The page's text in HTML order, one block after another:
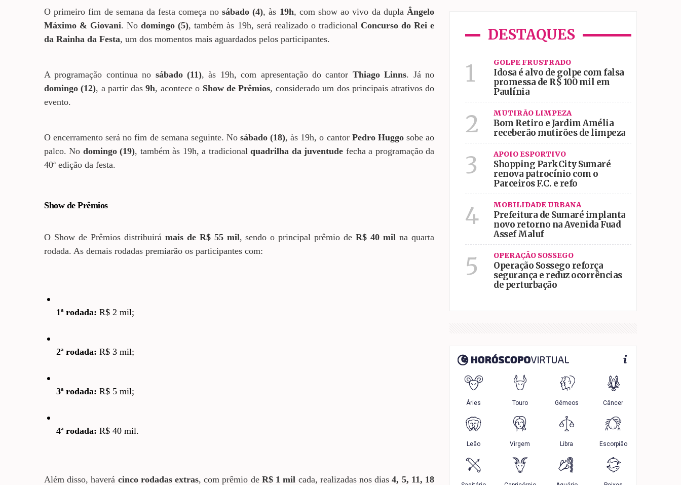
O primeiro fim de semana da festa começa no sábado (4), às 19h, com show ao vivo da duplaÂngelo
Máximo & Giovani. Nodomingo (5), também às 19h, será realizado o tradicional Concurso do Rei e
da Rainha da Festa, um dos momentos mais aguardados pelos participantes.
A programação continua no sábado (11), às 19h, com apresentação do cantor Thiago Linns. Já no
domingo (12), a partir das9h, acontece o Show de Prêmios, considerado um dos principais atrativos do
evento.
O encerramento será no fim de semana seguinte. No sábado (18), às 19h, o cantor Pedro Huggosobe ao
palco. No domingo (19), também às 19h, a tradicionalquadrilha da juventude fecha a programação da
40ª edição da festa.
Show de Prêmios
O Show de Prêmios distribuirá mais de R$ 55 mil, sendo o principal prêmio deR$ 40 mil na quarta
rodada. As demais rodadas premiarão os participantes com:
1ª rodada: R$ 2 mil;
2ª rodada: R$ 3 mil;
3ª rodada: R$ 5 mil;
4ª rodada: R$ 40 mil.
Além disso, haverá cinco rodadas extras, com prêmio de R$ 1 mil cada, realizadas nos dias4, 5, 11, 18
DESTAQUES
1 GOLPE FRUSTRADO
Idosa é alvo de golpe com falsa
promessa de R$ 100 mil em
Paulínia
2 MUTIRÃO LIMPEZA
Bom Retiro e Jardim Amélia
receberão mutirões de limpeza
3 APOIO ESPORTIVO
Shopping ParkCity Sumaré
renova patrocínio com o
Parceiros F.C. e refo
4 MOBILIDADE URBANA
Prefeitura de Sumaré implanta
novo retorno na Avenida Fuad
Assef Maluf
5 OPERAÇÃO SOSSEGO
Operação Sossego reforça
segurança e reduz ocorrências
de perturbação